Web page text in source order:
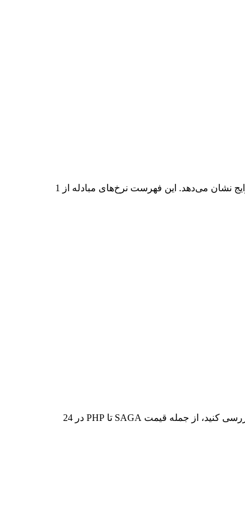
در جدول بالا، نمودار داده‌های تبدیل جامع PHP به SAGA را مشاهده می‌کنید که رابطه ارزش PHP و SAGA را در مقادیر مختلف تبدیل رایج نشان می‌دهد. این فهرست نرخ‌های مبادله از 1
در 7 روز گذشته، بالاترین قیمت از SAGA تا PHP ₱0.8608 و کمترین آن ₱0.7240 بوده است. می‌توانید داده‌های بیشتری را در جدول زیر بررسی کنید، از جمله قیمت SAGA تا PHP در 24